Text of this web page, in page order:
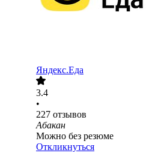
Яндекс.Еда
3.4
•
227 отзывов
Абакан
Можно без резюме
Откликнуться